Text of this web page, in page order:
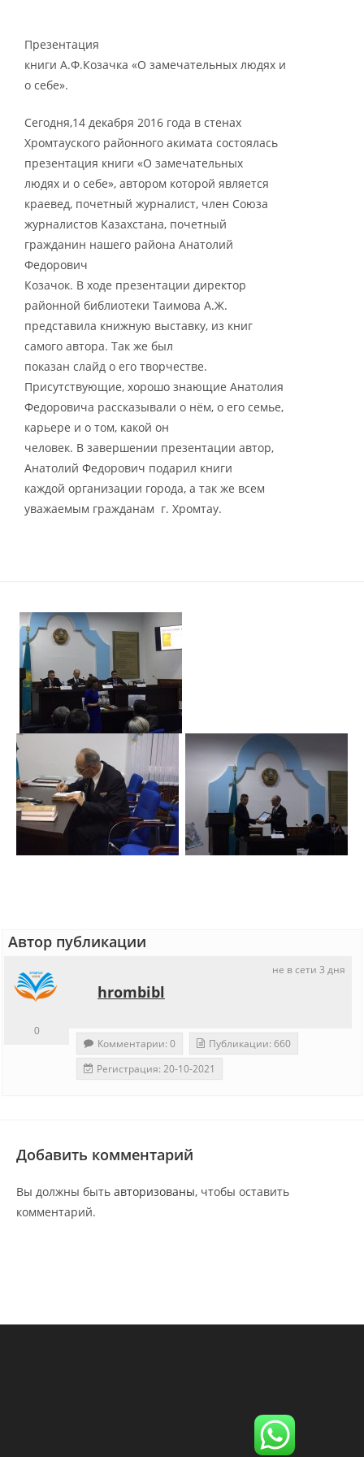
Презентация
книги А.Ф.Козачка «О замечательных людях и
о себе».
Сегодня,14 декабря 2016 года в стенах
Хромтауского районного акимата состоялась
презентация книги «О замечательных
людях и о себе», автором которой является
краевед, почетный журналист, член Союза
журналистов Казахстана, почетный
гражданин нашего района Анатолий
Федорович
Козачок. В ходе презентации директор
районной библиотеки Таимова А.Ж.
представила книжную выставку, из книг
самого автора. Так же был
показан слайд о его творчестве.
Присутствующие, хорошо знающие Анатолия
Федоровича рассказывали о нём, о его семье,
карьере и о том, какой он
человек. В завершении презентации автор,
Анатолий Федорович подарил книги
каждой организации города, а так же всем
уважаемым гражданам г. Хромтау.
Автор публикации
не в сети 3 дня
hrombibl
0
Комментарии: 0
Публикации: 660
Регистрация: 20-10-2021
Добавить комментарий
Вы должны быть авторизованы, чтобы оставить
комментарий.